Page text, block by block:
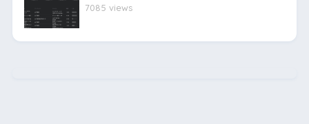
7085 views